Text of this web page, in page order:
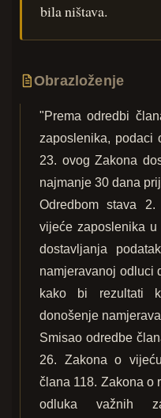
bila ništava.
Obrazloženje
"Prema odredbi
zaposlenika, podaci
23. ovog Zakona
najmanje 30 dana
Odredbom stava
vijeće zaposlenika
dostavljanja
namjeravanoj odluci
kako bi rezultati
donošenje
Smisao odredbe
26. Zakona o
člana 118. Zakona o
odluka važnih